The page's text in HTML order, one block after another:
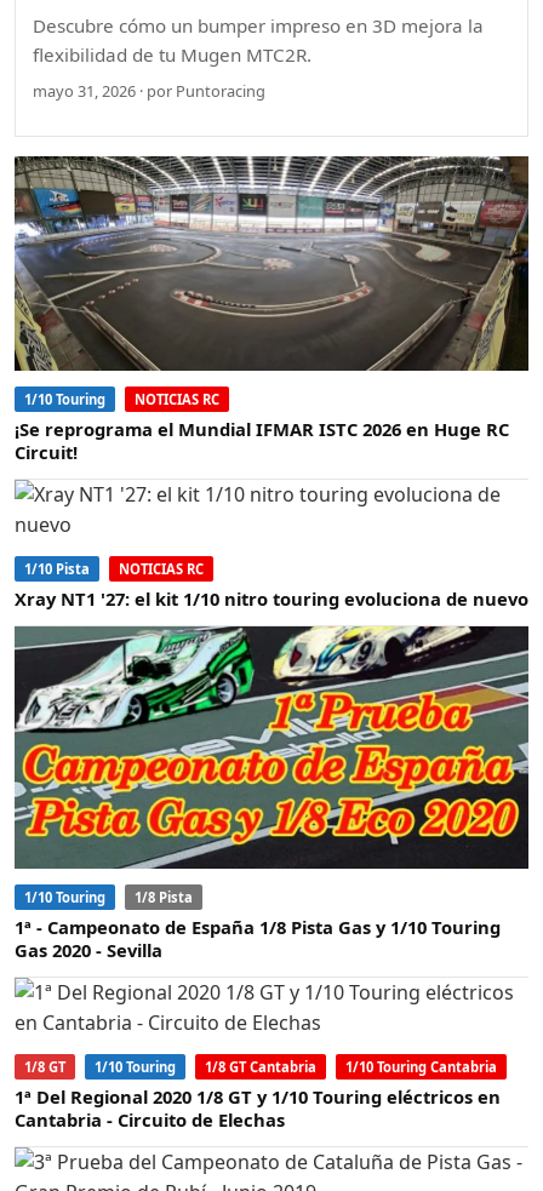
Descubre cómo un bumper impreso en 3D mejora la
flexibilidad de tu Mugen MTC2R.
mayo 31, 2026 · por Puntoracing
1/10 Touring NOTICIAS RC
¡Se reprograma el Mundial IFMAR ISTC 2026 en Huge RC
Circuit!
1/10 Pista NOTICIAS RC
Xray NT1 '27: el kit 1/10 nitro touring evoluciona de nuevo
1/10 Touring 1/8 Pista
1ª - Campeonato de España 1/8 Pista Gas y 1/10 Touring
Gas 2020 - Sevilla
1/8 GT 1/10 Touring 1/8 GT Cantabria 1/10 Touring Cantabria
1ª Del Regional 2020 1/8 GT y 1/10 Touring eléctricos en
Cantabria - Circuito de Elechas